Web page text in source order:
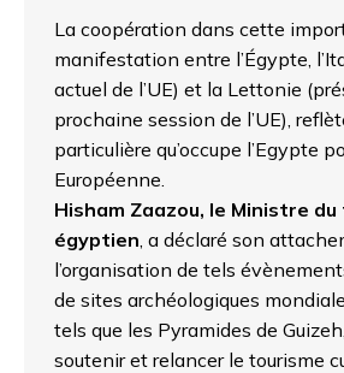
La coopération dans cette
manifestation entre l’Égypte,
actuel de l’UE) et la Lettonie
prochaine session de l’UE),
particulière qu’occupe l’Egypte
Européenne.
Hisham Zaazou, le Ministre
égyptien , a déclaré son
l’organisation de tels
de sites archéologiques
tels que les Pyramides de
soutenir et relancer le tourisme